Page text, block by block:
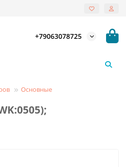
+79063078725
Основные